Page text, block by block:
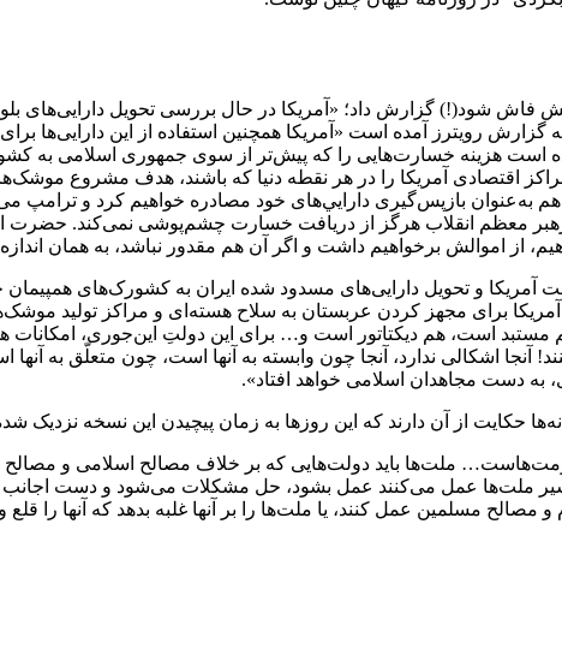
فاش شود‌(!) گزارش داد؛ «‌آمریکا در حال بررسی تحویل دارایی‌های
رویترز آمده است «آمریکا همچنین استفاده از این دارایی‌ها
است هزینه خسارت‌هایی را که پیش‌تر از سوی جمهوری اسلامی به
اقتصادی آمریکا را در هر نقطه دنیا که باشند، هدف مشروع
به‌عنوان بازپس‌گیری دارایي‌های خود مصادره خواهیم کرد و ترامپ
از اموالش برخواهیم داشت و اگر آن هم مقدور نباشد، به همان اندازه
و تحویل دارایی‌های مسدود شده ایران به کشورک‌های همپیمان
فروردین‌ماه ۱۳۹۸ با اشاره به تصمیم آمریکا برای مجهز کردن عربستان به سلاح
است، هم دیکتاتور است و‌… برای این دولتِ این‌جوری، امکانات
اشکالی ندارد، آنجا چون وابسته‌ به آنها است، چون متعلّق به
به دست مجاهدان اسلامی خواهد افتاد».
ملت‌ها باید دولت‌هایی که بر خلاف مصالح اسلامی و مصالح
ملت‌ها عمل می‌کنند عمل بشود، حل مشکلات می‌شود و دست اجانب
مسلمین عمل کنند، یا ملت‌ها را بر آنها غلبه بدهد که آنها را قلع و